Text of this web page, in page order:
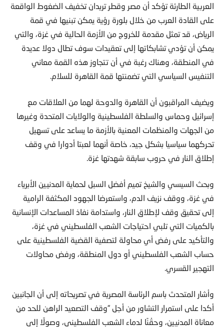
العربية الطارئة تؤكد أن مصر وقطر تريدان تخفيف الضغوط الواقعة
على القادة العرب من خلال بلورة رؤية يمكن تبنيها في قمة
الرياض، قد تمثل مقدمة للخروج من الأزمة الحالية في غزة، والتي
يمكن أن تؤدي تشابكاتها إلى تعقيدات سوف تطال دولا عديدة
في المنطقة، وهناك رغبة في أن تتجاوز هذه القمة معاني
التنفيس السياسي التي تضمنتها قمة القاهرة للسلام.
ويضيف المراقبون أن القاهرة والدوحة لهما من العلاقات مع
إسرائيل وحماس والسلطة الفلسطينية والولايات المتحدة وغيرها
من الجهات والمنظمات المعنية بالأزمة ما يساعد على تسهيل
تحركهما سياسيا بشكل جيد، خاصة أنهما لعبتا أدوارا في وقف
إطلاق النار في حروب سابقة شهدتها غزة.
وبحث السيسي والشيخ تميم أفضل السبل لحماية المدنيين الأبرياء
في غزة، ووقف نزيف الدم، واستعرضا الجهود المكثفة الرامية
إلى تحقيق وقف لإطلاق النار، واستدامة نفاذ المساعدات الإنسانية
بالكميات التي تلبي احتياجات الشعب الفلسطيني في غزة،
والتأكيد على رفض أي محاولة لتصفية القضية الفلسطينية على
حساب الشعب الفلسطيني أو دول المنطقة، ورفض محاولات
التهجير القسري.
وأشار المتحدث باسم الرئاسة المصرية في تصريحاته إلى أن الجانبين
أكدا على استمرار التشاور من أجل “وقف التصعيد الراهن للحد من
معاناة المدنيين، وحقْنًا لدماء الشعب الفلسطيني، وصولًا إلى